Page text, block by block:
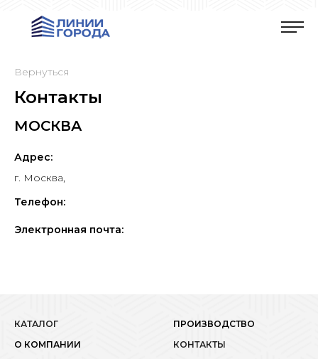
Вернуться
Контакты
МОСКВА
Адрес:
г. Москва,
Телефон:
Электронная почта:
КАТАЛОГ
ПРОИЗВОДСТВО
О КОМПАНИИ
КОНТАКТЫ